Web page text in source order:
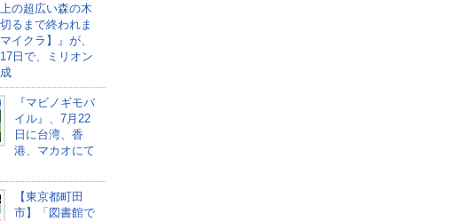
の超広い森の木
るまで終われま
イクラ】』が、
日で、ミリオン
『マビノギモバ
イル』、7月22
日に台湾、香
港、マカオにて
【東京都町田
市】「図書館で